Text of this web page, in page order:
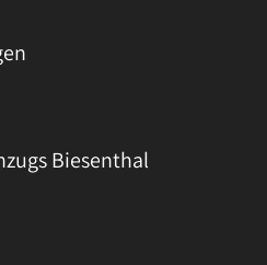
Biesenthal